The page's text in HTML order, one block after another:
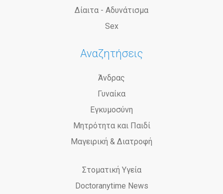
Δίαιτα - Αδυνάτισμα
Sex
Αναζητήσεις
Άνδρας
Γυναίκα
Εγκυμοσύνη
Μητρότητα και Παιδί
Μαγειρική & Διατροφή
Στοματική Υγεία
Doctoranytime News